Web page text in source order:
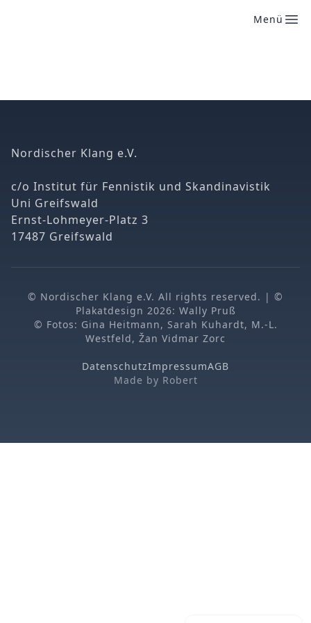
Menü
Nordischer Klang e.V.
c/o Institut für Fennistik und Skandinavistik
Uni Greifswald
Ernst-Lohmeyer-Platz 3
17487 Greifswald
© Nordischer Klang e.V. All rights reserved. | ©
Plakatdesign 2026: Wally Pruß
© Fotos: Gina Heitmann, Sarah Kuhardt, M.-L.
Westfeld, Žan Vidmar Zorc
DatenschutzImpressumAGB
Made by Robert